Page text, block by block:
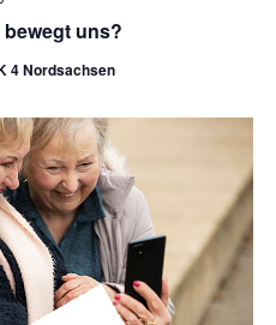
uns?
4 Nordsachsen